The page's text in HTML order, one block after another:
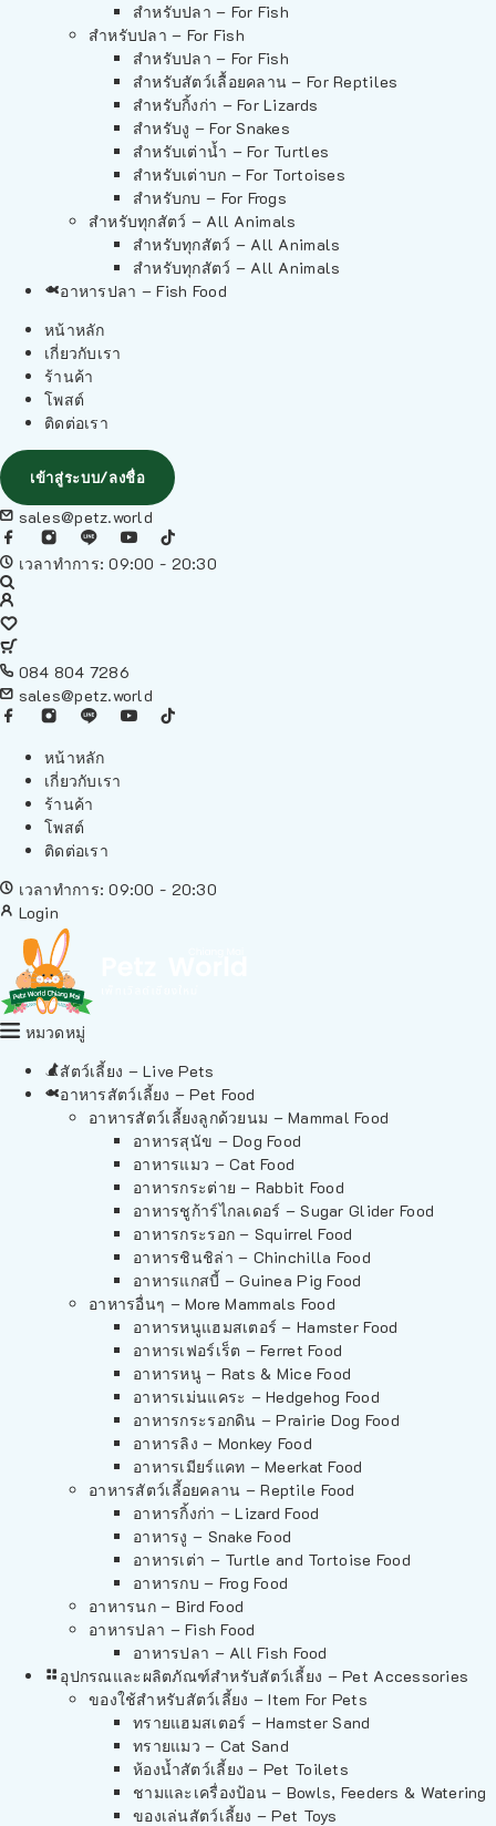
สำหรับปลา – For Fish
สำหรับปลา – For Fish
สำหรับปลา – For Fish
สำหรับสัตว์เลื้อยคลาน – For Reptiles
สำหรับกิ้งก่า – For Lizards
สำหรับงู – For Snakes
สำหรับเต่าน้ำ – For Turtles
สำหรับเต่าบก – For Tortoises
สำหรับกบ – For Frogs
สำหรับทุกสัตว์ – All Animals
สำหรับทุกสัตว์ – All Animals
สำหรับทุกสัตว์ – All Animals
อาหารปลา – Fish Food
หน้าหลัก
เกี่ยวกับเรา
ร้านค้า
โพสต์
ติดต่อเรา
เข้าสู่ระบบ/ลงชื่อ
sales@petz.world
เวลาทำการ: 09:00 - 20:30
084 804 7286
sales@petz.world
หน้าหลัก
เกี่ยวกับเรา
ร้านค้า
โพสต์
ติดต่อเรา
เวลาทำการ: 09:00 - 20:30
Login
หมวดหมู่
สัตว์เลี้ยง – Live Pets
อาหารสัตว์เลี้ยง – Pet Food
อาหารสัตว์เลี้ยงลูกด้วยนม – Mammal Food
อาหารสุนัข – Dog Food
อาหารแมว – Cat Food
อาหารกระต่าย – Rabbit Food
อาหารชูก้าร์ไกลเดอร์ – Sugar Glider Food
อาหารกระรอก – Squirrel Food
อาหารชินชิล่า – Chinchilla Food
อาหารแกสบี้ – Guinea Pig Food
อาหารอื่นๆ – More Mammals Food
อาหารหนูแฮมสเตอร์ – Hamster Food
อาหารเฟอร์เร็ต – Ferret Food
อาหารหนู – Rats & Mice Food
อาหารเม่นแคระ – Hedgehog Food
อาหารกระรอกดิน – Prairie Dog Food
อาหารลิง – Monkey Food
อาหารเมียร์แคท – Meerkat Food
อาหารสัตว์เลี้อยคลาน – Reptile Food
อาหารกิ้งก่า – Lizard Food
อาหารงู – Snake Food
อาหารเต่า – Turtle and Tortoise Food
อาหารกบ – Frog Food
อาหารนก – Bird Food
อาหารปลา – Fish Food
อาหารปลา – All Fish Food
อุปกรณและผลิตภัณฑ์สำหรับสัตว์เลี้ยง – Pet Accessories
ของใช้สำหรับสัตว์เลี้ยง – Item For Pets
ทรายแฮมสเตอร์ – Hamster Sand
ทรายแมว – Cat Sand
ห้องน้ำสัตว์เลี้ยง – Pet Toilets
ชามและเครื่องป้อน – Bowls, Feeders & Watering
ของเล่นสัตว์เลี้ยง – Pet Toys